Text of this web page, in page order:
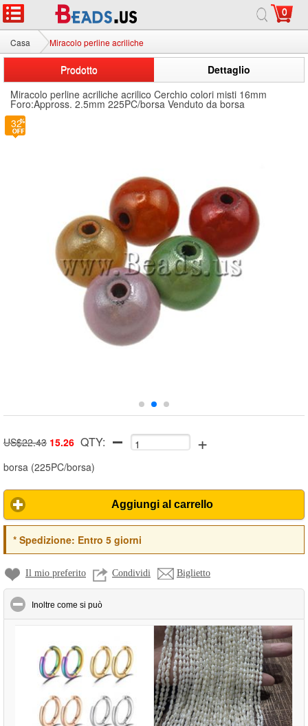
0
Casa Miracolo perline acriliche
Prodotto
Dettaglio
Miracolo perline acriliche acrilico Cerchio colori misti 16mm
Foro:Appross. 2.5mm 225PC/borsa Venduto da borsa
US$22.43 15.26 QTY: +
borsa (225PC/borsa)
Aggiungi al carrello
*Spedizione: Entro 5 giorni
Il mio preferito Condividi Biglietto
Inoltre come si può